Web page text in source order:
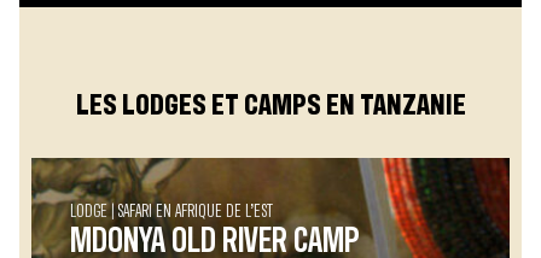
LES LODGES ET CAMPS EN TANZANIE
LODGE SAFARI EN AFRIQUE DE L’EST
MDONYA OLD RIVER CAMP